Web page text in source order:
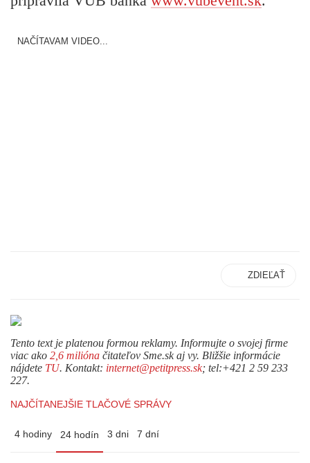
NAČÍTAVAM VIDEO...
ZDIEĽAŤ
Tento text je platenou formou reklamy. Informujte o svojej firme
viac ako 2,6 milióna čitateľov Sme.sk aj vy. Bližšie informácie
nájdete TU. Kontakt: internet@petitpress.sk; tel:+421 2 59 233
227.
NAJČÍTANEJŠIE TLAČOVÉ SPRÁVY
4 hodiny 24 hodín 3 dni 7 dní